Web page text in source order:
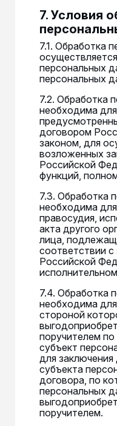
7. Условия
7.1. Обработка
персональных
персональных
7.2. Обработка
необходима
договором
законом, для
возложенных
Российской
функций,
7.3. Обработка
необходима
правосудия,
акта другого
лица,
соответствии
Российской
7.4. Обработка
необходима
стороной
поручителем
субъект
для
субъекта
договора, по
персональных
поручителем.